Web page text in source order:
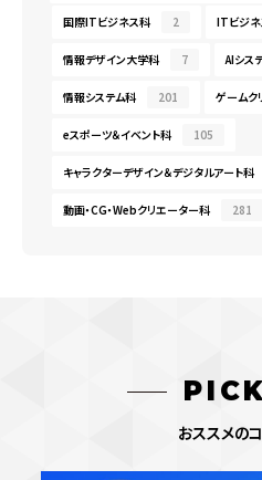
国際ITビジネス科 2 ITビジ
情報デザイン大学科 7 AIシス
情報システム科 201 ゲームク
eスポーツ＆イベント科 105
キャラクターデザイン＆デジタルアート科
動画・CG・Webクリエーター科 281
おススメの